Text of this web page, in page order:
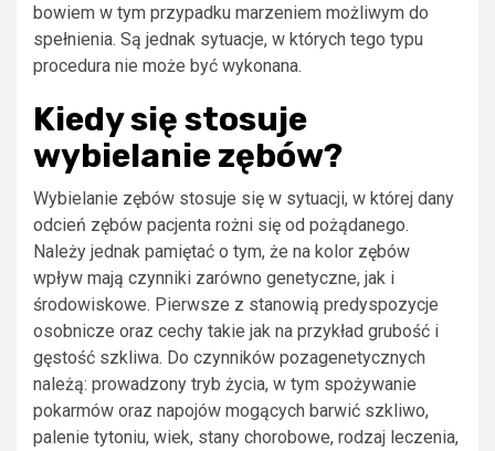
bowiem w tym przypadku marzeniem możliwym do
spełnienia. Są jednak sytuacje, w których tego typu
procedura nie może być wykonana.
Kiedy się stosuje
wybielanie zębów?
Wybielanie zębów stosuje się w sytuacji, w której dany
odcień zębów pacjenta rożni się od pożądanego.
Należy jednak pamiętać o tym, że na kolor zębów
wpływ mają czynniki zarówno genetyczne, jak i
środowiskowe. Pierwsze z stanowią predyspozycje
osobnicze oraz cechy takie jak na przykład grubość i
gęstość szkliwa. Do czynników pozagenetycznych
należą: prowadzony tryb życia, w tym spożywanie
pokarmów oraz napojów mogących barwić szkliwo,
palenie tytoniu, wiek, stany chorobowe, rodzaj leczenia,